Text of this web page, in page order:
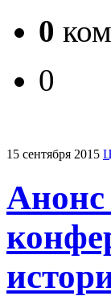
0
0
15 сентября 2015
Анонс